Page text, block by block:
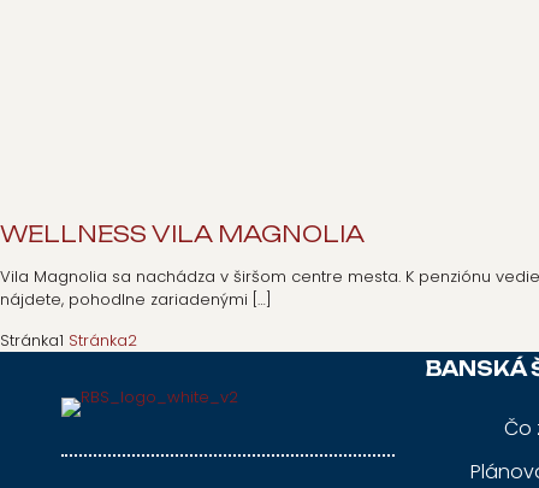
WELLNESS VILA MAGNOLIA
Vila Magnolia sa nachádza v širšom centre mesta. K penziónu
nájdete, pohodlne zariadenými […]
Stránka1 Stránka2
BANSKÁ
Čo